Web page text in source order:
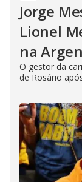
Jorge
Lionel
na
O gestor da
de Rosário